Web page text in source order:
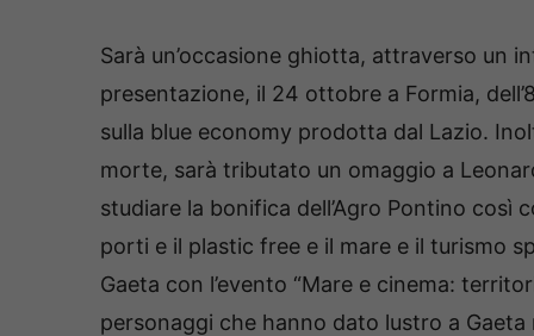
Sarà un’occasione ghiotta, attraverso un
presentazione, il 24 ottobre a Formia,
sulla blue economy prodotta dal Lazio.
morte, sarà tributato un omaggio a
studiare la bonifica dell’Agro Pontino così
porti e il plastic free e il mare e il turismo
Gaeta con l’evento “Mare e cinema:
personaggi che hanno dato lustro a Gaeta